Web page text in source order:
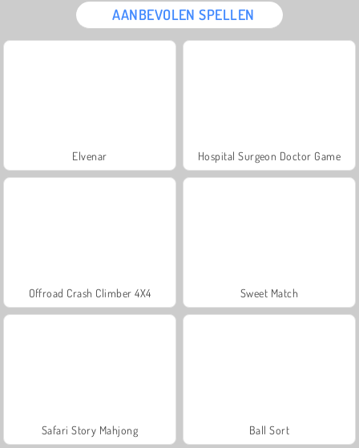
AANBEVOLEN SPELLEN
Elvenar Hospital Surgeon Doctor Game
Offroad Crash Climber 4X4 Sweet Match
Safari Story Mahjong Ball Sort